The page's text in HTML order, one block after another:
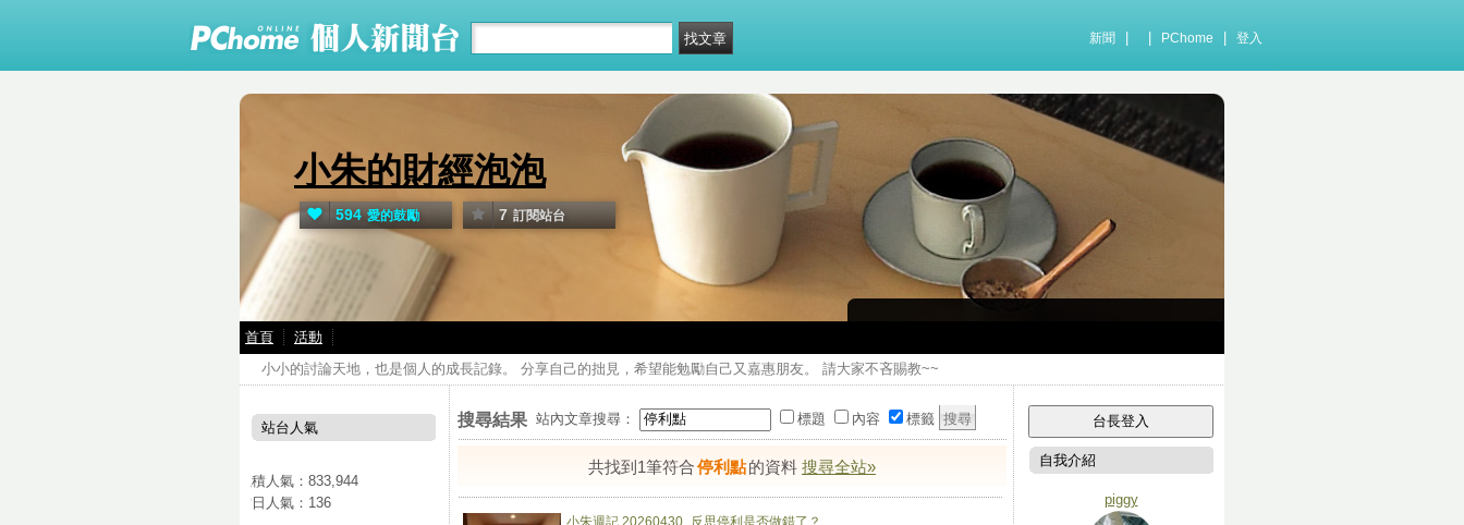
新聞 PChome 登入
小朱的財經泡泡
小小的討論天地，也是個人的成長記錄。 分享自己的拙見，希望能勉勵自己又嘉惠朋友。 請大家不吝賜教~~
594 愛的鼓勵 7 訂閱站台
首頁 活動
搜尋結果 站內文章搜尋： 標題 內容 標籤
共找到1筆符合停利點的資料 搜尋全站»
小朱週記 20260430_反思停利是否做錯了？
自我介紹
piggy
站台人氣
累積人氣： 833,944
當日人氣： 136